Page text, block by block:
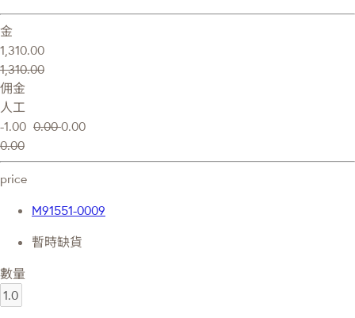
金
1,310.00
1,310.00
佣金
人工
-1.00 0.000.00
0.00
price
M91551-0009
暫時缺貨
數量